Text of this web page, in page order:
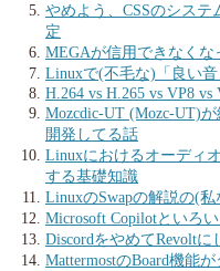
やめよう、CSSのシス
定
MEGAが信用できなく
Linuxで(不毛な)「良い
H.264 vs H.265 vs VP8 vs
Mozcdic-UT (Mozc-UT)
開発してる話
Linuxにおけるオーディ
する基礎知識
LinuxのSwapの解説の(
Microsoft Copilotといろ
DiscordをやめてRevoltに
MattermostのBoard機能